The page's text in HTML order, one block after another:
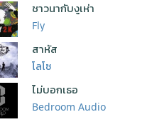
ชาวนากับงูเห่า
Fly
สาหัส
โลโซ
ไม่บอกเธอ
Bedroom Audio